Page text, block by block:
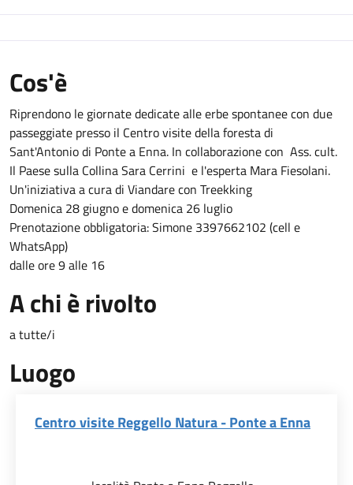
Cos'è
Riprendono le giornate dedicate alle erbe spontanee con due
passeggiate presso il Centro visite della foresta di
Sant'Antonio di Ponte a Enna. In collaborazione con Ass. cult.
Il Paese sulla Collina Sara Cerrini e l'esperta Mara Fiesolani.
Un'iniziativa a cura di Viandare con Treekking
Domenica 28 giugno e domenica 26 luglio
Prenotazione obbligatoria: Simone 3397662102 (cell e
WhatsApp)
dalle ore 9 alle 16
A chi è rivolto
a tutte/i
Luogo
Centro visite Reggello Natura - Ponte a Enna